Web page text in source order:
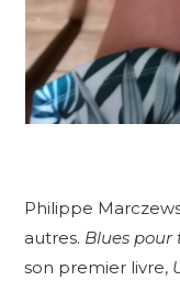
Philippe
autres. Blues
son premier livre,